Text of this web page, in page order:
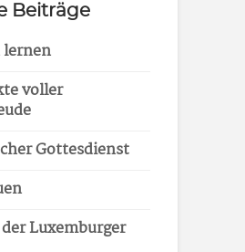
Beiträge
lernen
voller
Gottesdienst
Luxemburger